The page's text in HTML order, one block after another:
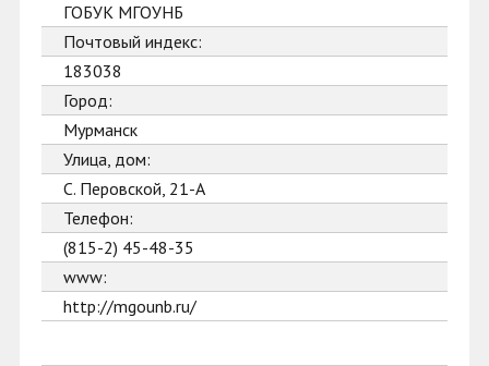
ГОБУК МГОУНБ
Почтовый индекс:
183038
Город:
Мурманск
Улица, дом:
С. Перовской, 21-А
Телефон:
(815-2) 45-48-35
www:
http://mgounb.ru/